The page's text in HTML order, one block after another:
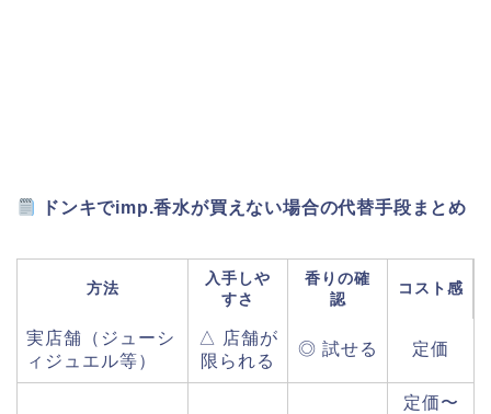
ドンキでimp.香水が買えない場合の代替手段まとめ
方法
入手しや
すさ
香りの確
認
コスト感
実店舗（ジューシ
ィジュエル等）
△ 店舗が
限られる
◎ 試せる 定価
定価〜